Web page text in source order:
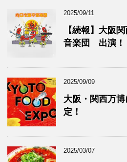
2025/09/11
【続報】大阪
音楽団 出演！
2025/09/09
大阪・関西万
定！
2025/03/07